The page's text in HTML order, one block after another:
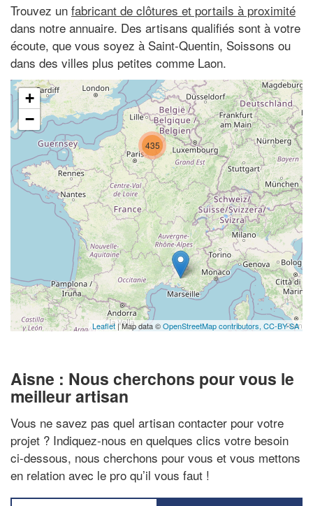
Trouvez un fabricant de clôtures et portails à proximité
dans notre annuaire. Des artisans qualifiés sont à votre
écoute, que vous soyez à Saint-Quentin, Soissons ou
dans des villes plus petites comme Laon.
435
+
−
Leaflet | Map data ©OpenStreetMap contributors, CC-BY-SA
Aisne : Nous cherchons pour vous le
meilleur artisan
Vous ne savez pas quel artisan contacter pour votre
projet ? Indiquez-nous en quelques clics votre besoin
ci-dessous, nous cherchons pour vous et vous mettons
en relation avec le pro qu’il vous faut !